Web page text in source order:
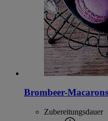
Brombeer-Macarons
Zubereitungsdauer